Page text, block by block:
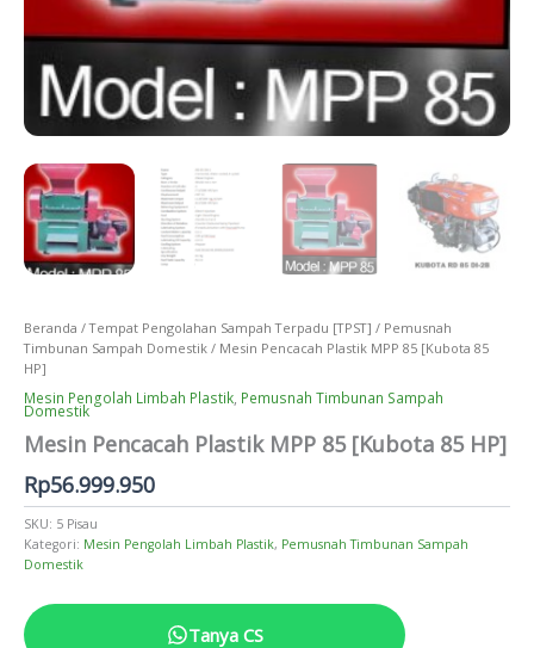
Beranda /Tempat Pengolahan Sampah Terpadu [TPST] / Pemusnah
Timbunan Sampah Domestik / Mesin Pencacah Plastik MPP 85 [Kubota 85
HP]
Mesin Pengolah Limbah Plastik Pemusnah Timbunan Sampah
Domestik
Mesin Pencacah Plastik MPP 85 [Kubota 85 HP]
Rp56.999.950
SKU: 5 Pisau
Kategori: Mesin Pengolah Limbah Plastik, Pemusnah Timbunan Sampah
Domestik
Tanya CS